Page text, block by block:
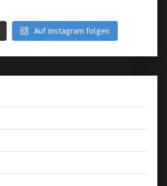
Auf Instagram folgen